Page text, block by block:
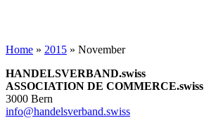
Home » 2015 » November
HANDELSVERBAND.swiss
ASSOCIATION DE COMMERCE.swiss
3000 Bern
info@handelsverband.swiss